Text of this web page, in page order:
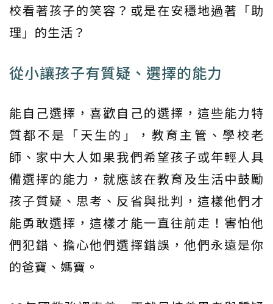
校看著孩子的笑容？或是在安穩地過著「助
理」的生活？
從小讓孩子有質疑、選擇的能力
能自己選擇，喜歡自己的選擇，這些能力特
質都不是「天生的」，教育主管、學校老
師、家中大人如果我們希望孩子或年輕人具
備選擇的能力，就應該在教育及生活中鼓勵
孩子質疑、思考、反省與批判，這樣他們才
能勇敢選擇，這樣才能一直往前走！害怕他
們犯錯、擔心他們選擇錯誤，他們永遠是你
的爸寶、媽寶。